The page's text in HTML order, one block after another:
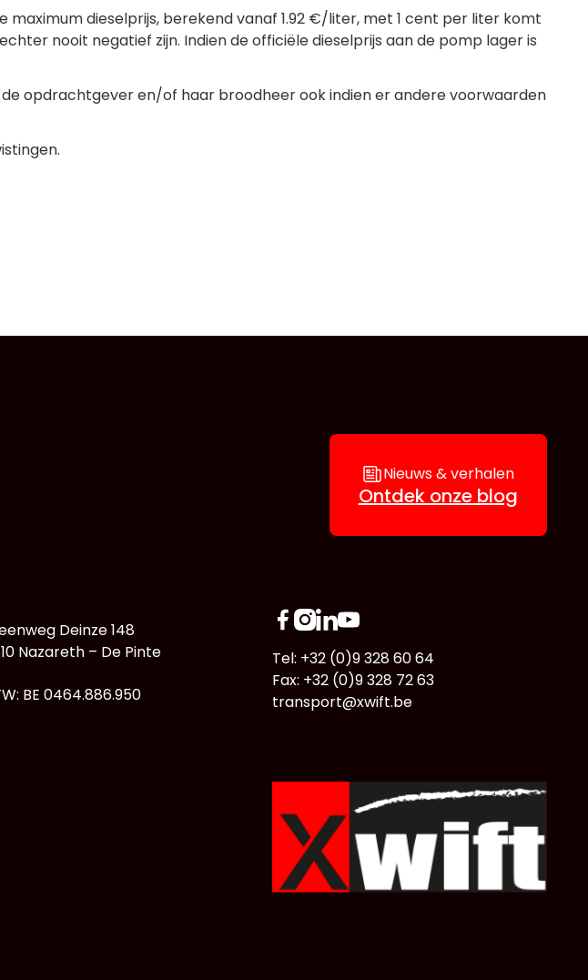
maximum dieselprijs, berekend vanaf 1.92 €/liter, met 1 cent per liter komt
nooit negatief zijn. Indien de officiële dieselprijs aan de pomp lager is
opdrachtgever en/of haar broodheer ook indien er andere voorwaarden
Nieuws & verhalen
Ontdek onze blog
Deinze 148
Nazareth – De Pinte
BE 0464.886.950
Tel: +32 (0)9 328 60 64
Fax: +32 (0)9 328 72 63
transport@xwift.be